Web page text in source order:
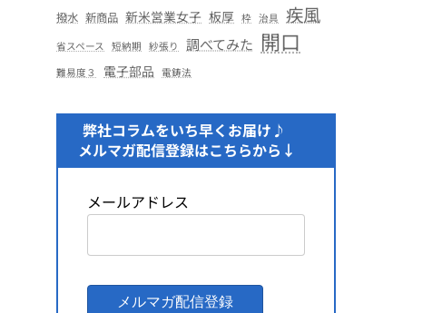
撥水 新商品 新米営業女子 板厚 枠 治具 疾風
省スペース 短納期 紗張り 調べてみた 開口
難易度３ 電子部品 電鋳法
弊社コラムをいち早くお届け♪
メルマガ配信登録はこちらから↓
メールアドレス